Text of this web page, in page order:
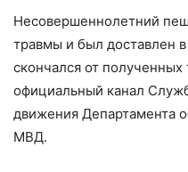
Несовершеннолетний
травмы и был доставлен
скончался от
официальный канал
движения Департамента
МВД.